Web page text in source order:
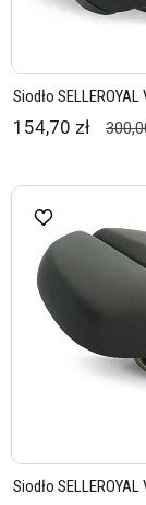
Siodło
154,70 zł
Siodło